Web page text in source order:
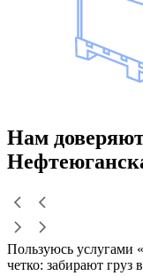
Нам
Пользуюсь услугами
четко: забирают груз